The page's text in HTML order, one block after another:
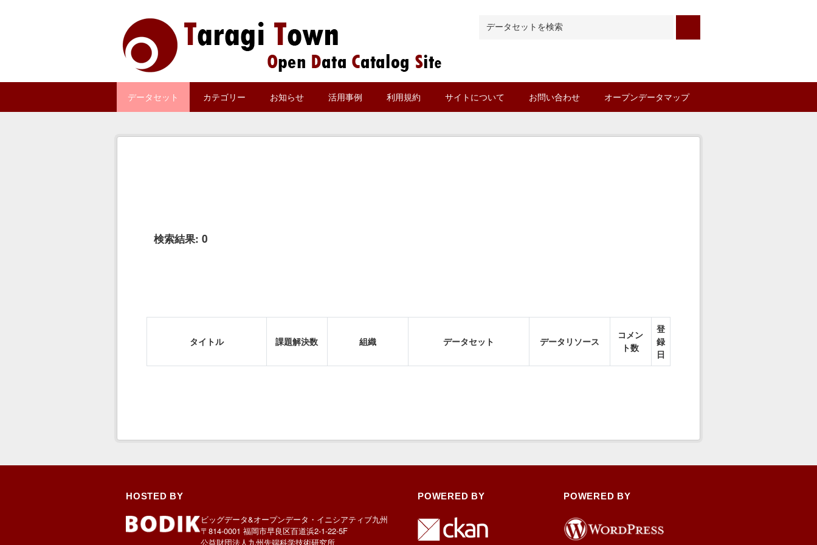
データセット カテゴリー お知らせ 活用事例 利用規約 サイトについて お問い合わせ オープンデータマップ
検索結果: 0
タイトル 課題解決数 組織 データセット データリソース
コメン
ト数
登
録
日
HOSTED BY
ビッグデータ&オープンデータ・イニシアティブ九州
〒814-0001 福岡市早良区百道浜2-1-22-5F
公益財団法人九州先端科学技術研究所
POWERED BY POWERED BY